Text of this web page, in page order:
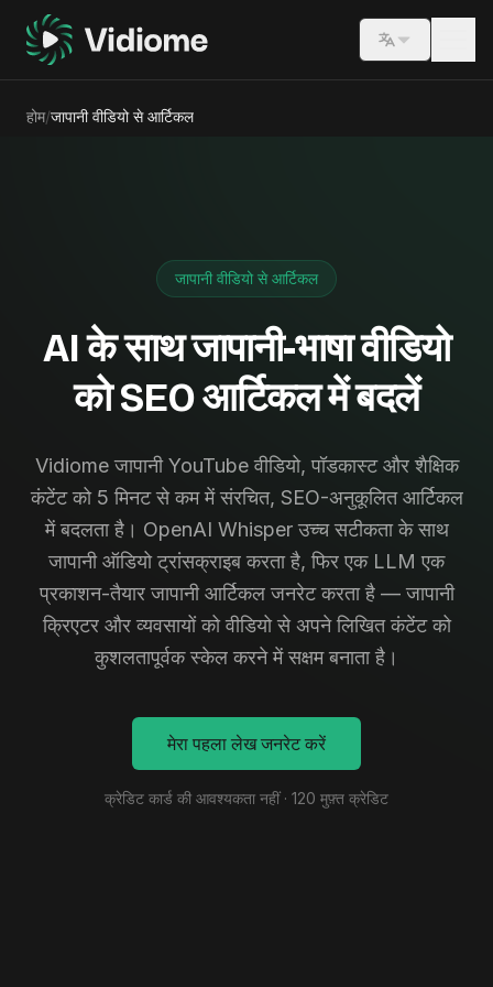
Switch
होम/जापानी वीडियो से आर्टिकल
जापानी वीडियो से आर्टिकल
AI के साथ जापानी-भाषा वीडियो
को SEO आर्टिकल में बदलें
Vidiome जापानी YouTube वीडियो, पॉडकास्ट और शैक्षिक
कंटेंट को 5 मिनट से कम में संरचित, SEO-अनुकूलित आर्टिकल
में बदलता है। OpenAI Whisper उच्च सटीकता के साथ
जापानी ऑडियो ट्रांसक्राइब करता है, फिर एक LLM एक
प्रकाशन-तैयार जापानी आर्टिकल जनरेट करता है — जापानी
क्रिएटर और व्यवसायों को वीडियो से अपने लिखित कंटेंट को
कुशलतापूर्वक स्केल करने में सक्षम बनाता है।
मेरा पहला लेख जनरेट करें
क्रेडिट कार्ड की आवश्यकता नहीं · 120 मुफ़्त क्रेडिट